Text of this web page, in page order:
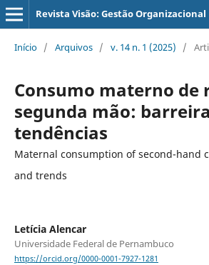
Revista Visão: Gestão Organizacional
Início / Arquivos / v. 14 n. 1 (2025) /
Consumo materno de
segunda mão:
tendências
Maternal consumption of second-hand
and trends
Letícia Alencar
Universidade Federal de Pernambuco
https://orcid.org/0000-0001-7927-1281